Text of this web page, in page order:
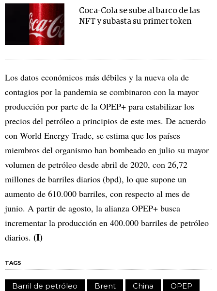
Coca-Cola se sube al barco de las
NFT y subasta su primer token
Los datos económicos más débiles y la nueva ola de
contagios por la pandemia se combinaron con la mayor
producción por parte de la OPEP+ para estabilizar los
precios del petróleo a principios de este mes. De acuerdo
con World Energy Trade, se estima que los países
miembros del organismo han bombeado en julio su mayor
volumen de petróleo desde abril de 2020, con 26,72
millones de barriles diarios (bpd), lo que supone un
aumento de 610.000 barriles, con respecto al mes de
junio. A partir de agosto, la alianza OPEP+ busca
incrementar la producción en 400.000 barriles de petróleo
diarios. (I)
TAGS
Barril de petróleo Brent China
OPEP